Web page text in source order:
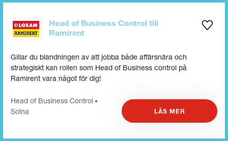
Head of Business Control till
Ramirent
Gillar du blandningen av att jobba både affärsnära och
strategiskt kan rollen som Head of Business control på
Ramirent vara något för dig!
Head of Business Control •
Solna LÄS MER